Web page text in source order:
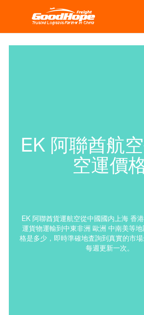
EK 阿聯酋航
空運價
EK 阿聯酋貨運航空從中國國内上海 香
運貨物運輸到中東非洲 歐洲 中南美等
格是多少，即時準確地査詢到真實的市
每週更新一次。